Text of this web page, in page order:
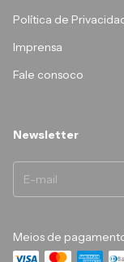
Política de
Imprensa
Fale consoco
Newsletter
Meios de